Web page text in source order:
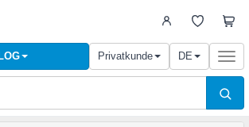
Privatkunde DE